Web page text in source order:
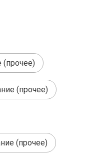
(прочее)
(прочее)
(прочее)